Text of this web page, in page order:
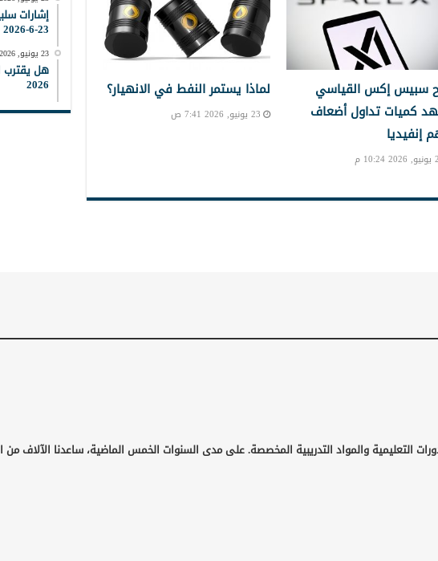
سبيس إكس القياسي
كميات تداول أضعاف
إنفيديا
م
لماذا يستمر النفط في الانهيار؟
23 يونيو, 2026 7:41 ص
إشارات
23-6-2026
23 يونيو, 2026 9:30 ص
2026
التعليمية والمواد التدريبية المخصصة. على مدى السنوات الخمس الماضية، ساعدنا الآلاف